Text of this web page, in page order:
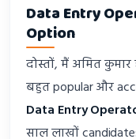
Data Entry
Option
दोस्तों, मैं अमित
बहुत popular और
Data Entry
साल लाखों